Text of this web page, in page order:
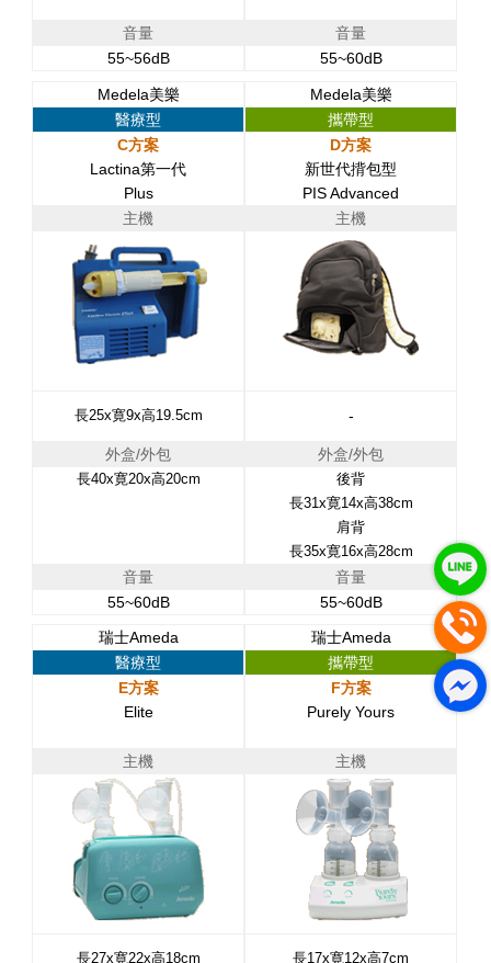
音量
55~56dB
音量
55~60dB
Medela美樂
醫療型
C方案
Lactina第一代
Plus
主機
長25x寛9x高19.5cm
外盒/外包
長40x寛20x高20cm
音量
55~60dB
Medela美樂
攜帶型
D方案
新世代揹包型
PIS Advanced
主機
-
外盒/外包
後背
長31x寛14x高38cm
肩背
長35x寛16x高28cm
音量
55~60dB
瑞士Ameda
醫療型
E方案
Elite
主機
長27x寛22x高18cm
瑞士Ameda
攜帶型
F方案
Purely Yours
主機
長17x寛12x高7cm